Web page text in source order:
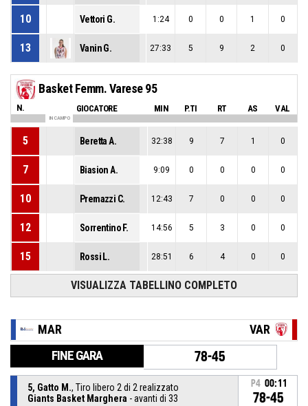
10 Vettori G. 1:24 0 0 1 0
13 Vanin G. 27:33 5 9 2 0
Basket Femm. Varese 95
N. GIOCATORE MIN P.TI RT AS VAL
IN CAMPO
5 Beretta A. 32:38 9 7 1 0
7 Biasion A. 9:09 0 0 0 0
10 Premazzi C. 12:43 7 0 0 0
12 Sorrentino F. 14:56 5 3 0 0
15 Rossi L. 28:51 6 4 0 0
VISUALIZZA TABELLINO COMPLETO
MAR VAR
FINE GARA 78-45
5, Gatto M., Tiro libero 2 di 2 realizzato
Giants Basket Marghera - avanti di 33
P4 00:11
78-45